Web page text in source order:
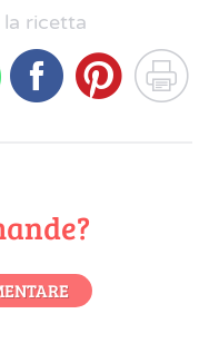
ricetta